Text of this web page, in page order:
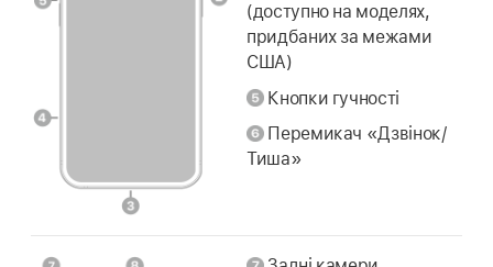
(доступно на моделях,
придбаних за межами
США)
Кнопки гучності
Перемикач «Дзвінок/
Тиша»